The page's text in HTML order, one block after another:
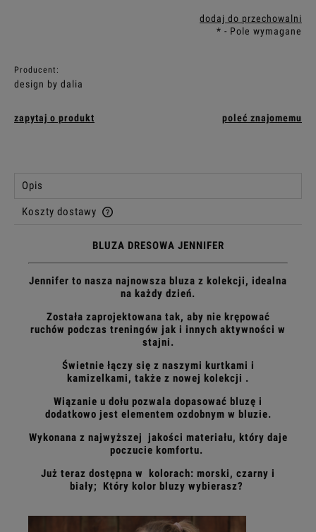
dodaj do przechowalni
* - Pole wymagane
Producent:
design by dalia
zapytaj o produkt poleć znajomemu
Opis
Koszty dostawy
Cena nie zawiera ewentualnych kosztów płatności
BLUZA DRESOWA JENNIFER
Jennifer to nasza najnowsza bluza z kolekcji, idealna
na każdy dzień.
Została zaprojektowana tak, aby nie krępować
ruchów podczas treningów jak i innych aktywności w
stajni.
Świetnie łączy się z naszymi kurtkami i
kamizelkami, także z nowej kolekcji .
Wiązanie u dołu pozwala dopasować bluzę i
dodatkowo jest elementem ozdobnym w bluzie.
Wykonana z najwyższej jakości materiału, który daje
poczucie komfortu.
Już teraz dostępna w kolorach: morski, czarny i
biały; Który kolor bluzy wybierasz?